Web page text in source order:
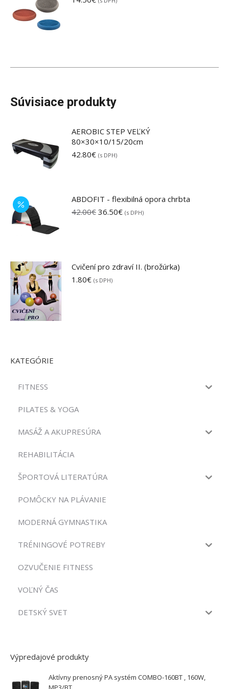
Súvisiace produkty
AEROBIC STEP VEĽKÝ
80×30×10/15/20cm
42.80€ (s DPH)
ABDOFIT - flexibilná opora chrbta
42.00€ Pôvodná
36.50€Aktuálna
(s DPH)
Cvičení pro zdraví II. (brožúrka)
1.80€ (s DPH)
KATEGÓRIE
FITNESS
PILATES & YOGA
MASÁŽ A AKUPRESÚRA
REHABILITÁCIA
ŠPORTOVÁ LITERATÚRA
POMÔCKY NA PLÁVANIE
MODERNÁ GYMNASTIKA
TRÉNINGOVÉ POTREBY
OZVUČENIE FITNESS
VOĽNÝ ČAS
DETSKÝ SVET
Výpredajové produkty
Aktívny prenosný PA systém COMBO-160BT , 160W,